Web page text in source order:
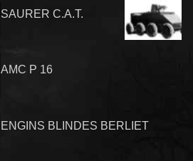
SAURER C.A.T.
AMC P 16
ENGINS BLINDES BERLIET